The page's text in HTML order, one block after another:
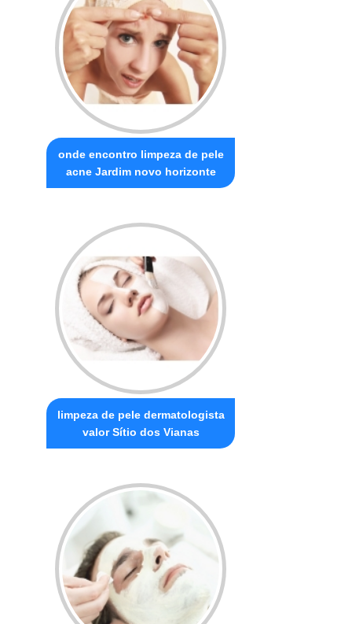
onde encontro limpeza de pele
acne Jardim novo horizonte
limpeza de pele dermatologista
valor Sítio dos Vianas